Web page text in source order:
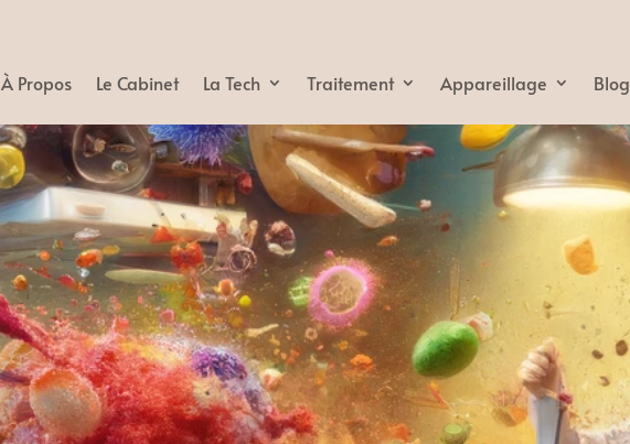
À Propos Le Cabinet La Tech Traitement Appareillage Blog